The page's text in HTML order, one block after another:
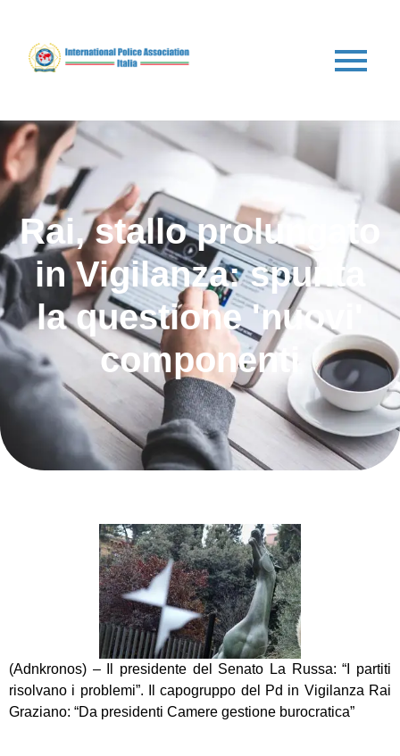
Rai, stallo prolungato
in Vigilanza: spunta
la questione 'nuovi'
componenti
(Adnkronos) – Il presidente del Senato La Russa: “I partiti
risolvano i problemi”. Il capogruppo del Pd in Vigilanza Rai
Graziano: “Da presidenti Camere gestione burocratica”